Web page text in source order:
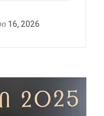
16, 2026